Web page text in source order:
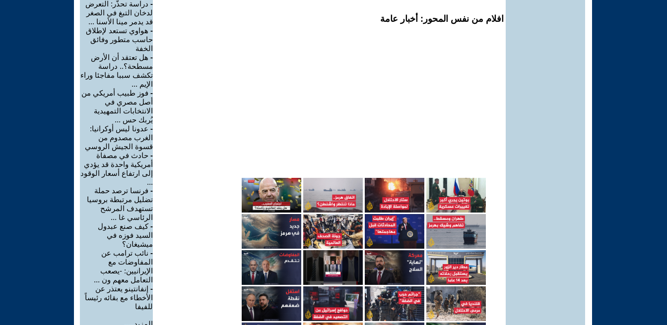
افلام من نفس المحور: أخبار عامة
- دراسة تحذّر: التعرض
لدخان التبغ في الصغر
قد يدمر مينا الأسنا ...
- هواوي تستعد لإطلاق
حاسب متطور وفائق
الخفة
- هل تعتقد أن الأرض
مسطحة؟.. دراسة
تكشف سببا مفاجئا وراء
الإيم ...
- فوز طبيب أمريكي من
أصل مصري في
الانتخابات التمهيدية
يُربك حس ...
- عدونا ليس أوكرانيا:
الغرب مصدوم من
قسوة الجيش الروسي
- حادث في مصفاة
أمريكية واحدة قد يؤدي
إلى ارتفاع أسعار الوقود
...
- فرنسا ترصد حملة
تضليل مرتبطة بروسيا
تستهدف المرشح
الرئاسي غا ...
-كيف صنع عبدول
السيد فوزه في
ميشيغان؟
- نائب ترامب عن
المفاوضات مع
الإيرانيين: -يصعب
التعامل معهم ون ...
- إنفانتينو يعتذر عن
الأخطاء مع بقائه رئيساً
للفيفا